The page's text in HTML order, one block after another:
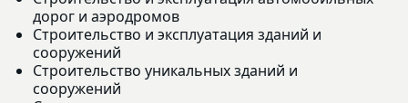
дорог и аэродромов
Строительство и эксплуатация зданий и
сооружений
Строительство уникальных зданий и
сооружений